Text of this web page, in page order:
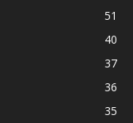
51
40
37
36
35